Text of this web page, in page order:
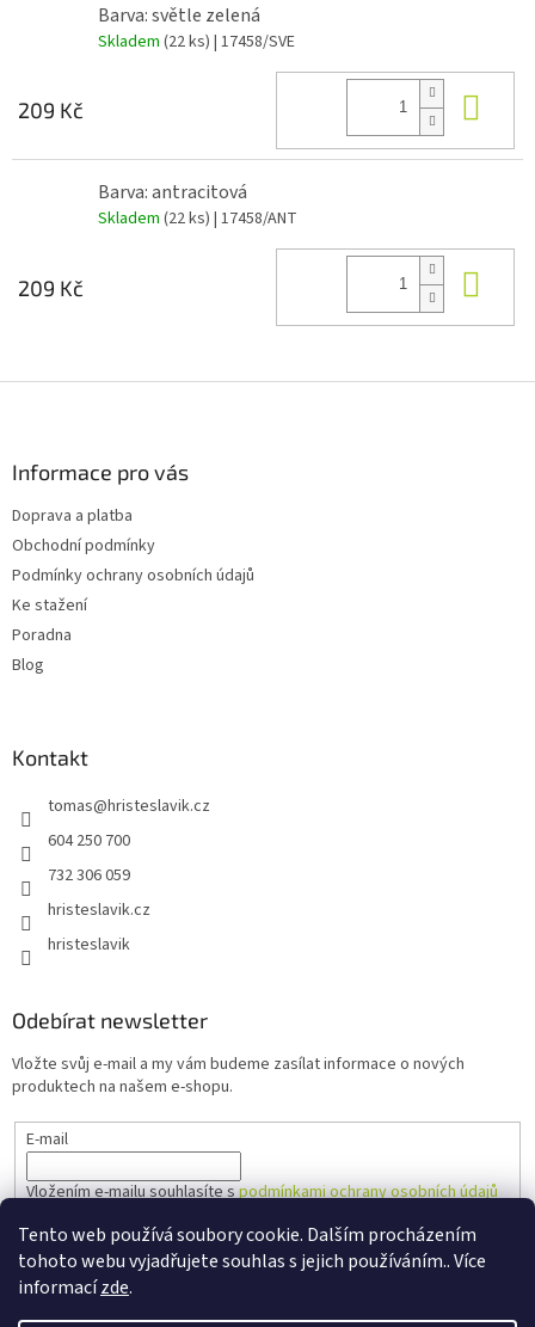
Tento web používá soubory cookie. Dalším procházením
tohoto webu vyjadřujete souhlas s jejich používáním.. Více
informacízde.
Barva: světle zelená
Skladem (22 ks) | 17458/SVE
209 Kč
Barva: antracitová
Skladem (22 ks) | 17458/ANT
209 Kč
Informace pro vás
Doprava a platba
Obchodní podmínky
Podmínky ochrany osobních údajů
Ke stažení
Poradna
Blog
Kontakt
tomas@hristeslavik.cz
604 250 700
732 306 059
hristeslavik.cz
hristeslavik
Odebírat newsletter
Vložte svůj e-mail a my vám budeme zasílat informace o nových
produktech na našem e-shopu.
E-mail
Vložením e-mailu souhlasíte spodmínkami ochrany osobních údajů
PŘIHLÁSIT SE